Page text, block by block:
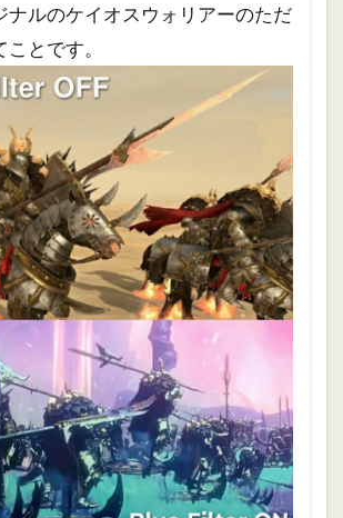
ナルのケイオスウォリアーのただ
とです。